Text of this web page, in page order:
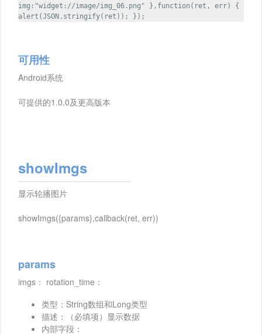
img:"widget://image/img_06.png" },function(ret, err) {
alert(JSON.stringify(ret)); });
可用性
Android系统
可提供的1.0.0及更高版本
showImgs
显示轮播图片
showImgs({params},callback(ret, err))
params
imgs： rotation_time：
类型：String数组和Long类型
描述：（必填项）显示数据
内部字段：